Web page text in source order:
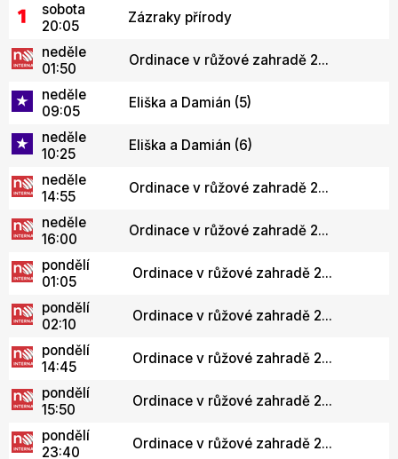
sobota
20:05
Zázraky přírody
neděle
01:50
Ordinace v růžové zahradě 2...
neděle
09:05
Eliška a Damián (5)
neděle
10:25
Eliška a Damián (6)
neděle
14:55
Ordinace v růžové zahradě 2...
neděle
16:00
Ordinace v růžové zahradě 2...
pondělí
01:05
Ordinace v růžové zahradě 2...
pondělí
02:10
Ordinace v růžové zahradě 2...
pondělí
14:45
Ordinace v růžové zahradě 2...
pondělí
15:50
Ordinace v růžové zahradě 2...
pondělí
23:40
Ordinace v růžové zahradě 2...